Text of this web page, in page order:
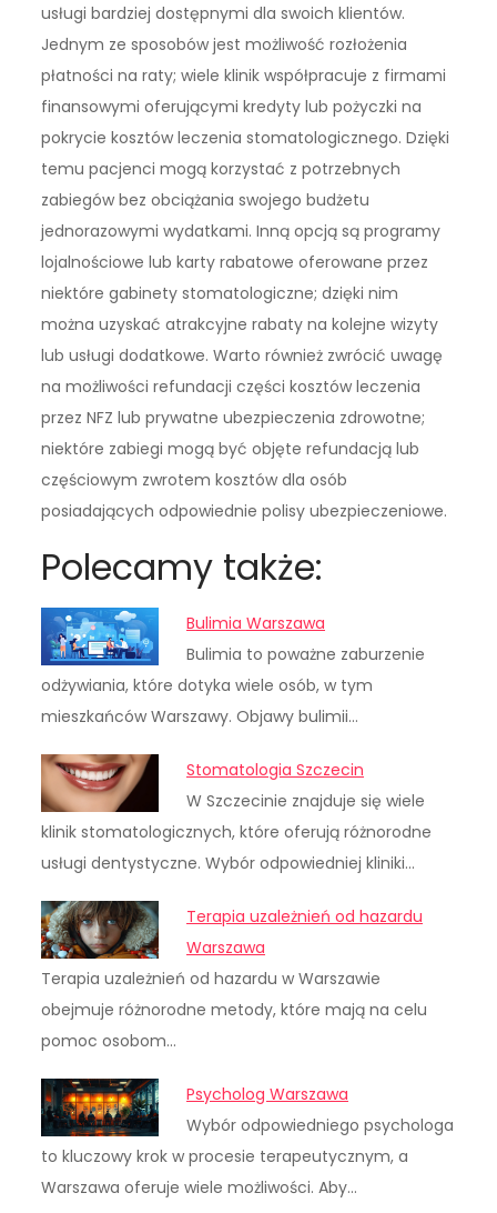
usługi bardziej dostępnymi dla swoich klientów.
Jednym ze sposobów jest możliwość rozłożenia
płatności na raty; wiele klinik współpracuje z firmami
finansowymi oferującymi kredyty lub pożyczki na
pokrycie kosztów leczenia stomatologicznego. Dzięki
temu pacjenci mogą korzystać z potrzebnych
zabiegów bez obciążania swojego budżetu
jednorazowymi wydatkami. Inną opcją są programy
lojalnościowe lub karty rabatowe oferowane przez
niektóre gabinety stomatologiczne; dzięki nim
można uzyskać atrakcyjne rabaty na kolejne wizyty
lub usługi dodatkowe. Warto również zwrócić uwagę
na możliwości refundacji części kosztów leczenia
przez NFZ lub prywatne ubezpieczenia zdrowotne;
niektóre zabiegi mogą być objęte refundacją lub
częściowym zwrotem kosztów dla osób
posiadających odpowiednie polisy ubezpieczeniowe.
Polecamy także:
Bulimia Warszawa
Bulimia to poważne zaburzenie
odżywiania, które dotyka wiele osób, w tym
mieszkańców Warszawy. Objawy bulimii…
Stomatologia Szczecin
W Szczecinie znajduje się wiele
klinik stomatologicznych, które oferują różnorodne
usługi dentystyczne. Wybór odpowiedniej kliniki…
Terapia uzależnień od hazardu
Warszawa
Terapia uzależnień od hazardu w Warszawie
obejmuje różnorodne metody, które mają na celu
pomoc osobom…
Psycholog Warszawa
Wybór odpowiedniego psychologa
to kluczowy krok w procesie terapeutycznym, a
Warszawa oferuje wiele możliwości. Aby…